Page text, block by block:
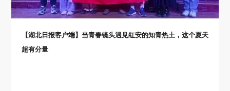
【湖北日报客户端】当青春镜头遇见红安的知青热土，这个夏天
超有分量